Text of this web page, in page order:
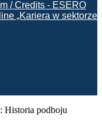
„Kariera w sektorze
Historia podboju